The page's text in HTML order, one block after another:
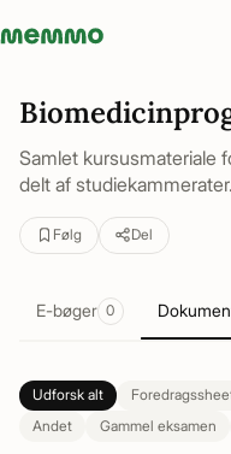
Memmo - AI-verktyg och
Samlet kursusmateriale
delt af studiekammerater.
Følg Del
E-bøger 0
Udforsk alt
Andet
Gammel eksamen